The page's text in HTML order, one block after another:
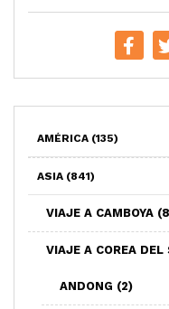
AMÉRICA (135)
ASIA (841)
VIAJE A CAMBOYA
VIAJE A COREA DEL
ANDONG (2)